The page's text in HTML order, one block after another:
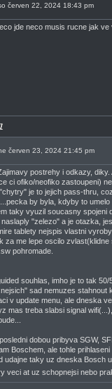
červen 22, 2024 18:43 pm
jde neco musis rucne jak
červen 23, 2024 21:45 pm
postrehy i odkazy,
ci ofiko/neofiko zastoupeni)
je to jejich pass-thru,
by byla, kdyby to
taky vyuzil soucasny spojeni
"zelezo" a je otazka,
tablety nejspis vlastni
za me lepe oscilo
pohromade.
souhlas, imho je to tak
sad nemuzes stahnout
v update menu, ale dneska
mas treba slabsi signal
dobou pribyva SGW,
Boschem, ale tohle
udajne taky uz dneska Bosch
veci at uz schopnejsi nebo